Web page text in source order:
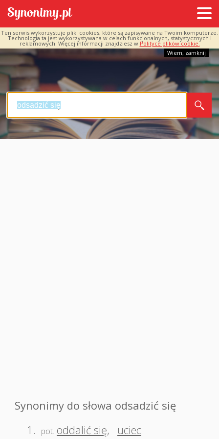
Ten serwis wykorzystuje pliki cookies, które są zapisywane na Twoim komputerze.
Technologia ta jest wykorzystywana w celach funkcjonalnych, statystycznych i
reklamowych. Więcej informacji znajdziesz w Polityce plików cookie.
Wiem, zamknij
Synonimy do słowa odsadzić się
1.
pot. oddalić się, uciec